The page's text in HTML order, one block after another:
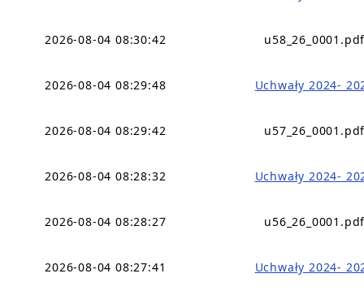
2026-08-04 08:30:42
2026-08-04 08:29:48 Uchwały 2024-
2026-08-04 08:29:42
2026-08-04 08:28:32 Uchwały 2024-
2026-08-04 08:28:27
2026-08-04 08:27:41 Uchwały 2024-